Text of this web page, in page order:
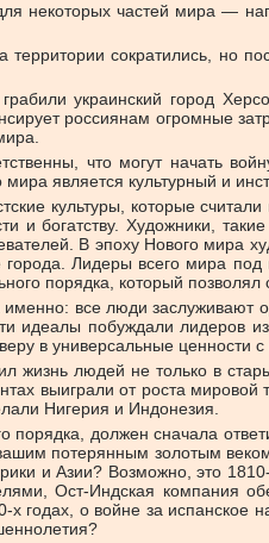
некоторых частей мира —
сократились, но
украинский город
россиянам огромные
что могут начать
является культурный и
культуры, которые
и богатству. Художники,
В эпоху Нового мира
Лидеры всего мира
порядка, который
все люди заслуживают
побуждали лидеров
в универсальные ценности
жизнь людей не только в
выиграли от роста
Нигерия и Индонезия.
порядка, должен сначала
потерянным золотым
и Азии? Возможно, это
Ост-Индская
годах, о войне за